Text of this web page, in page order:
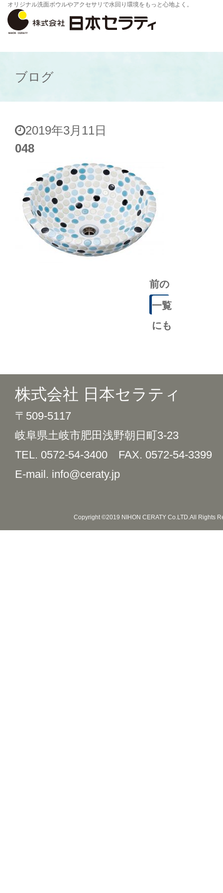
オリジナル洗面ボウルやアクセサリで水回り環境をもっと心地よく。
ブログ
2019年3月11日
048
前の
記事
一覧
にも
株式会社 日本セラティ
〒509-5117
岐阜県土岐市肥田浅野朝日町3-23
TEL. 0572-54-3400 FAX. 0572-54-3399
E-mail. info@ceraty.jp
Copyright ©2019 NIHON CERATY Co.LTD.All Rights